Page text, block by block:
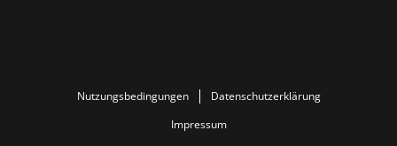
Nutzungsbedingungen
Datenschutzerklärung
Impressum